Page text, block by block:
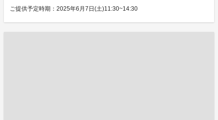
ご提供予定時期：2025年6月7日(土)11:30~14:30